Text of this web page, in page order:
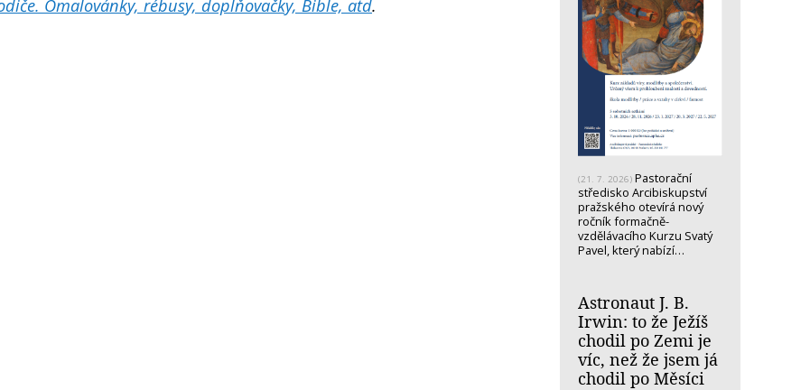
Omalovánky, rébusy, doplňovačky, Bible, atd.
(21. 7. 2026) Pastorační
středisko Arcibiskupství
pražského otevírá nový
ročník formačně-
vzdělávacího Kurzu Svatý
Pavel, který nabízí…
Astronaut J. B.
Irwin: to že Ježíš
chodil po Zemi je
víc, než že jsem já
chodil po Měsíci